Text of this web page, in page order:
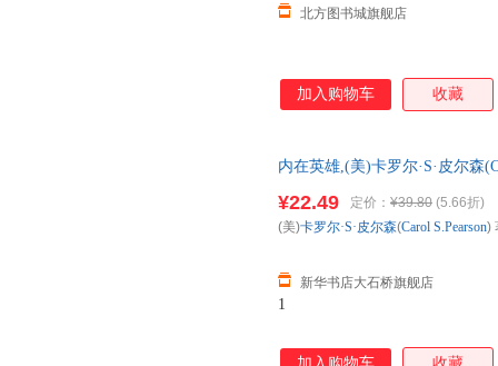
北方图书城旗舰店
加入购物车 收藏
内在英雄,(美)卡罗尔·S·皮尔森
送达！
1
¥22.49 定价： ¥39.80 (5.66折)
新华书店大石桥旗舰店
(美)卡罗尔·S·皮尔森(Carol S.Pearson)